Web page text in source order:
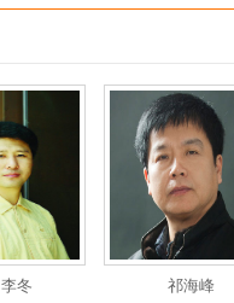
李冬 祁海峰